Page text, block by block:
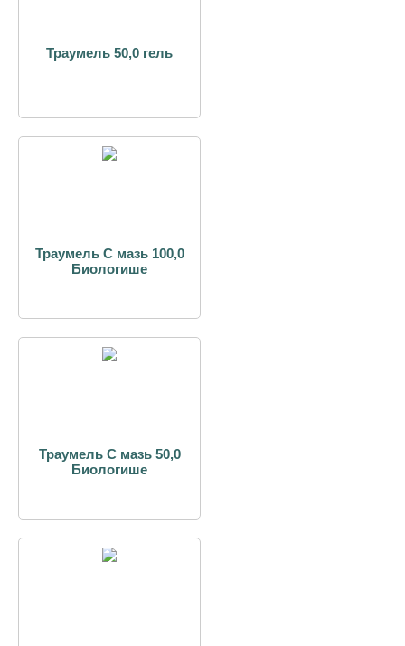
Траумель 50,0 гель
Траумель С мазь 100,0
Биологише
Траумель С мазь 50,0
Биологише